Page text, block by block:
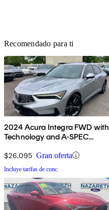
Recomendado para ti
2024 Acura Integra FWD with
Technology and A-SPEC
$26,095 Gran oferta
Incluye tarifas de conc.